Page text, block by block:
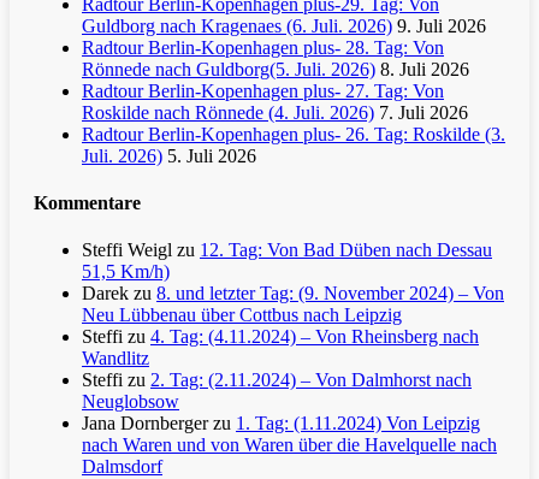
Guldborg nach Kragenaes (6. Juli. 2026) 9. Juli 2026
Radtour Berlin-Kopenhagen plus- 28. Tag: Von
Rönnede nach Guldborg(5. Juli. 2026) 8. Juli 2026
Radtour Berlin-Kopenhagen plus- 27. Tag: Von
Roskilde nach Rönnede (4. Juli. 2026) 7. Juli 2026
Radtour Berlin-Kopenhagen plus- 26. Tag: Roskilde (3.
Juli. 2026) 5. Juli 2026
Kommentare
Steffi Weigl zu 12. Tag: Von Bad Düben nach Dessau
51,5 Km/h)
Darek zu 8. und letzter Tag: (9. November 2024) – Von
Neu Lübbenau über Cottbus nach Leipzig
Steffi zu 4. Tag: (4.11.2024) – Von Rheinsberg nach
Wandlitz
Steffi zu 2. Tag: (2.11.2024) – Von Dalmhorst nach
Neuglobsow
Jana Dornbergerzu 1. Tag: (1.11.2024) Von Leipzig
nach Waren und von Waren über die Havelquelle nach
Dalmsdorf